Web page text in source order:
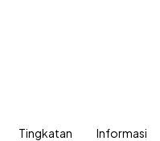
Tingkatan Informasi